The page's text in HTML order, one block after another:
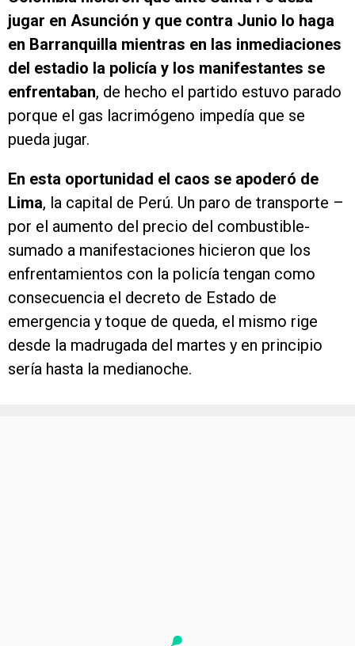
jugar en Asunción y que contra Junio lo haga
en Barranquilla mientras en las inmediaciones
del estadio la policía y los manifestantes se
enfrentaban, de hecho el partido estuvo parado
porque el gas lacrimógeno impedía que se
pueda jugar.
En esta oportunidad el caos se apoderó de
Lima, la capital de Perú. Un paro de transporte –
por el aumento del precio del combustible-
sumado a manifestaciones hicieron que los
enfrentamientos con la policía tengan como
consecuencia el decreto de Estado de
emergencia y toque de queda, el mismo rige
desde la madrugada del martes y en principio
sería hasta la medianoche.